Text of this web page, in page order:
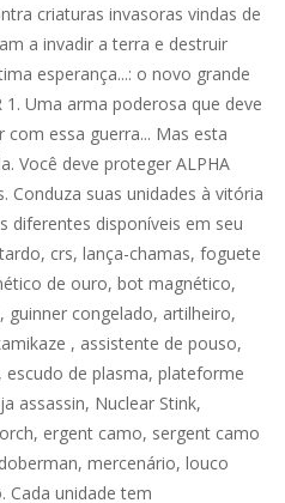
criaturas invasoras vindas de
a invadir a terra e destruir
esperança...: o novo grande
1. Uma arma poderosa que deve
essa guerra... Mas esta
Você deve proteger ALPHA
Conduza suas unidades à vitória
diferentes disponíveis em seu
crs, lança-chamas, foguete
de ouro, bot magnético,
guinner congelado, artilheiro,
, assistente de pouso,
de plasma, plateforme
assassin, Nuclear Stink,
ergent camo, sergent camo
mercenário, louco
Cada unidade tem